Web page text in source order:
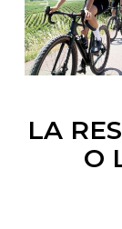
LA
O